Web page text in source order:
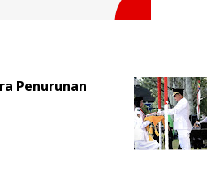
Penurunan